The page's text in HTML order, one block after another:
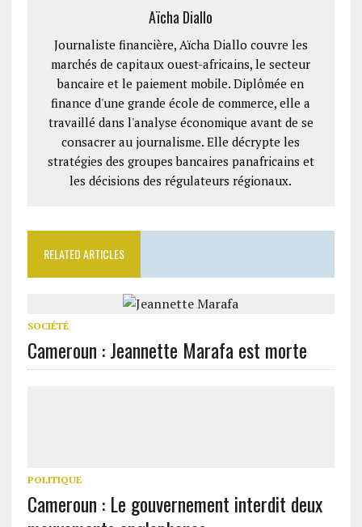
Aïcha Diallo
Journaliste financière, Aïcha Diallo couvre les
marchés de capitaux ouest-africains, le secteur
bancaire et le paiement mobile. Diplômée en
finance d'une grande école de commerce, elle a
travaillé dans l'analyse économique avant de se
consacrer au journalisme. Elle décrypte les
stratégies des groupes bancaires panafricains et
les décisions des régulateurs régionaux.
RELATED ARTICLES
SOCIÉTÉ
Cameroun : Jeannette Marafa est morte